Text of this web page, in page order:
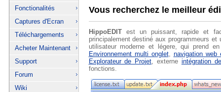
Fonctionalités
Captures d'Ecran
Téléchargements
Acheter Maintenant
Support
Forum
Wiki
Vous recherchez le meilleur
HippoEDITest un puissant, rapide et
principalement destiné aux programmeurs
utilisateur moderne et légere, qui prend
Environnement multi onglet, navigation web
Explorateur de Projet , externe intégration
fonctions.